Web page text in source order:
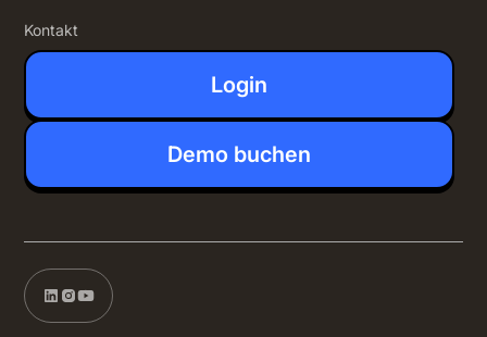
Kontakt
Login
Demo buchen